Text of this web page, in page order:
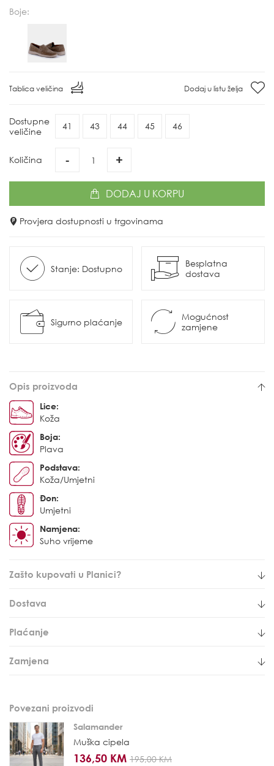
Boje:
Tablica veličina Dodaj u listu želja
Dostupne
veličine
41 43 44 45 46
Količina - +
DODAJ U KORPU
Provjera dostupnosti u trgovinama
Stanje: Dostupno
Besplatna
dostava
Sigurno plaćanje
Mogućnost
zamjene
Opis proizvoda
Lice:
Koža
Boja:
Plava
Podstava:
Koža/Umjetni
Đon:
Umjetni
Namjena:
Suho vrijeme
Zašto kupovati u Planici?
Dostava
Plaćanje
Zamjena
Povezani proizvodi
Salamander
Muška cipela
136,50 KM 195,00 KM